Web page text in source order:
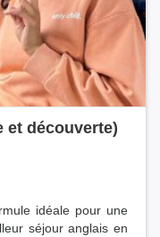
et découverte)
idéale pour une
séjour anglais en